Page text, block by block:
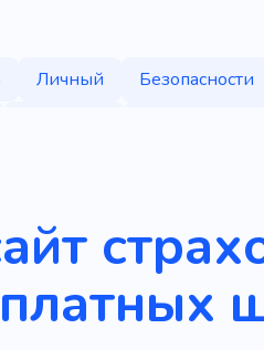
Личный
Безопасности
Коммерческий
Организация Курс